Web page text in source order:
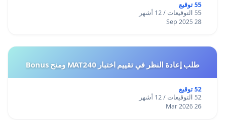
55 توقيع
55 التوقيعات / 12 أشهر
28 Sep 2025
طلب إعادة النظر في تقييم اختبار MAT240 ومنح Bonus
52 توقيع
52 التوقيعات / 12 أشهر
26 Mar 2026